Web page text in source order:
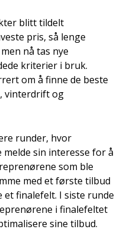
blitt tildelt
pris, så lenge
nå tas nye
kriterier i bruk.
om å finne de beste
vinterdrift og
runder, hvor
sin interesse for å
som ble
med et første tilbud
finalefelt. I siste runde
i finalefeltet
sine tilbud.